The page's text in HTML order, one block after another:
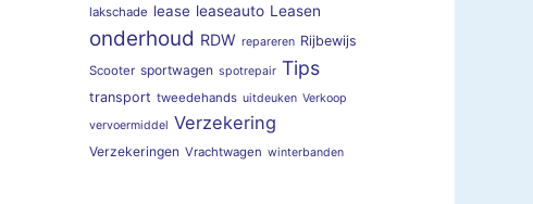
lakschade lease leaseauto Leasen
onderhoud RDW repareren Rijbewijs
Scooter sportwagen spotrepair Tips
transport tweedehands uitdeuken Verkoop
vervoermiddel Verzekering
Verzekeringen Vrachtwagen winterbanden